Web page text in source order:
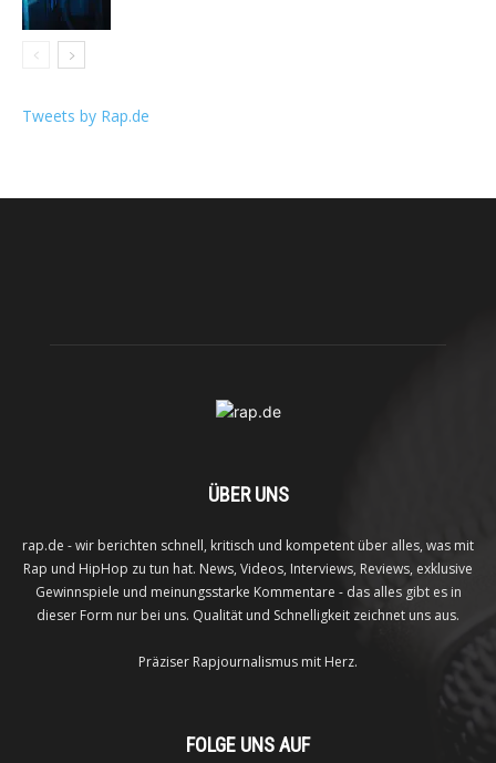
Tweets by Rap.de
ÜBER UNS
rap.de - wir berichten schnell, kritisch und kompetent über alles, was mit
Rap und HipHop zu tun hat. News, Videos, Interviews, Reviews, exklusive
Gewinnspiele und meinungsstarke Kommentare - das alles gibt es in
dieser Form nur bei uns. Qualität und Schnelligkeit zeichnet uns aus.
Präziser Rapjournalismus mit Herz.
FOLGE UNS AUF